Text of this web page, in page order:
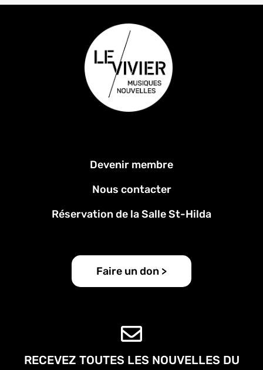
Devenir membre
Nous contacter
Réservation de la Salle St-Hilda
Faire un don >
RECEVEZ TOUTES LES NOUVELLES DU